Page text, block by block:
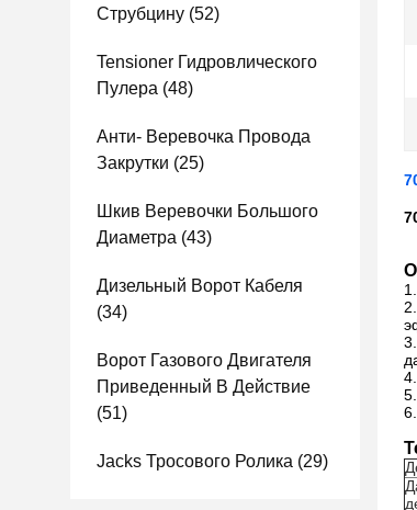
Струбцину (52)
Tensioner Гидровлического
Пулера (48)
Анти- Веревочка Провода
Закрутки (25)
Шкив Веревочки Большого
Диаметра (43)
Дизельный Ворот Кабеля
(34)
Ворот Газового Двигателя
Приведенный В Действие
(51)
Jacks Тросового Ролика (29)